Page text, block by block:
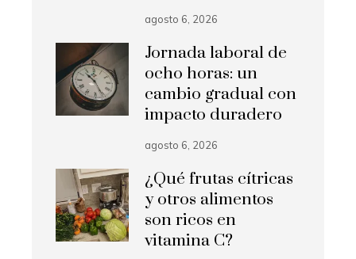
agosto 6, 2026
Jornada laboral de
ocho horas: un
cambio gradual con
impacto duradero
agosto 6, 2026
¿Qué frutas cítricas
y otros alimentos
son ricos en
vitamina C?